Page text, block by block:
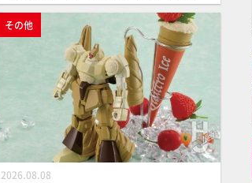
へつなぐ特別鼎談「ガメラ永久保存化プロ
ジェクト FINAL」
その他
2026.08.08